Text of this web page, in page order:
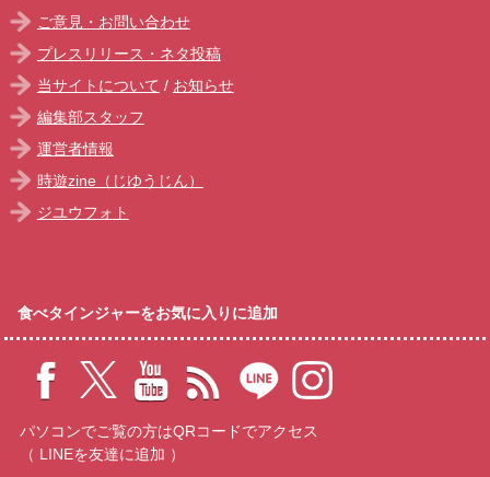
ご意見・お問い合わせ
プレスリリース・ネタ投稿
当サイトについて / お知らせ
編集部スタッフ
運営者情報
時遊zine（じゆうじん）
ジユウフォト
食べタインジャーをお気に入りに追加
パソコンでご覧の方はQRコードでアクセス
（ LINEを友達に追加 ）